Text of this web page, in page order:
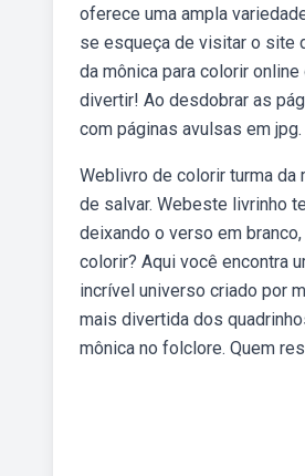
oferece uma ampla
se esqueça de visitar o site
da mônica para colorir
divertir! Ao desdobrar as
com páginas avulsas em
Weblivro de colorir turma da
de salvar. Webeste livrinho
deixando o verso em
colorir? Aqui você encontra
incrível universo criado por
mais divertida dos
mônica no folclore. Quem